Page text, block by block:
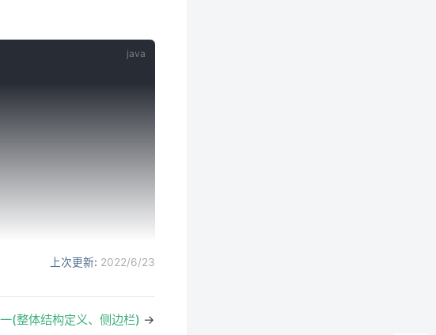
上次更新: 2022/6/23
(整体结构定义、侧边栏) →